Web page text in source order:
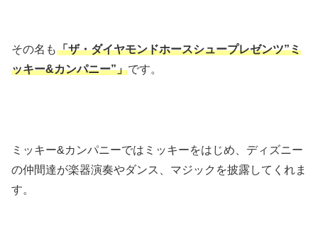
その名も「ザ・ダイヤモンドホースシュープレゼンツ”ミ
ッキー&カンパニー”」です。
ミッキー&カンパニーではミッキーをはじめ、ディズニー
の仲間達が楽器演奏やダンス、マジックを披露してくれま
す。